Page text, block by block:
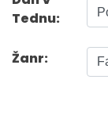
Tednu:
Žanr: